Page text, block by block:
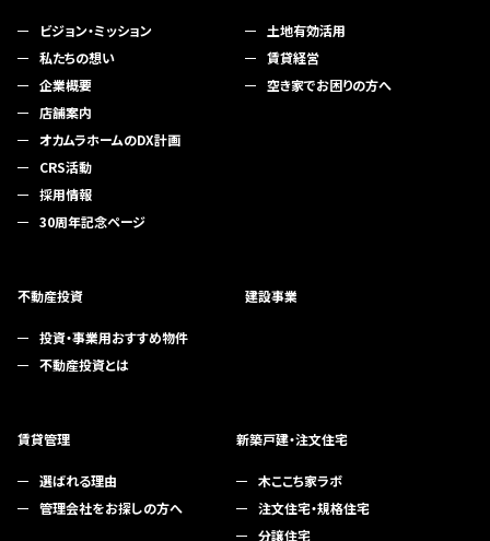
ビジョン・ミッション
私たちの想い
企業概要
店舗案内
オカムラホームのDX計画
CRS活動
採用情報
30周年記念ページ
土地有効活用
賃貸経営
空き家でお困りの方へ
不動産投資
投資・事業用おすすめ物件
不動産投資とは
建設事業
賃貸管理
選ばれる理由
管理会社をお探しの方へ
新築戸建・注文住宅
木ここち家ラボ
注文住宅・規格住宅
分譲住宅